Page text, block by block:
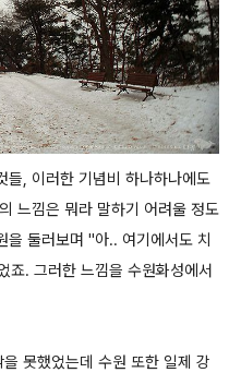
들, 이러한 기념비 하나하나에도
느낌은 뭐라 말하기 어려울 정도
을 둘러보며 "아.. 여기에서도 치
죠. 그러한 느낌을 수원화성에서
못했었는데 수원 또한 일제 강